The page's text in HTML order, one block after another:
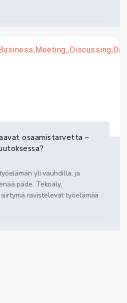
osaamistarvetta –
yli vauhdilla, ja
päde. Tekoäly,
ravistelevat työelämää